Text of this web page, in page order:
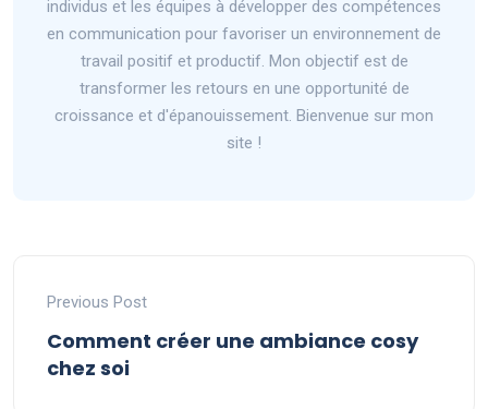
individus et les équipes à développer des compétences
en communication pour favoriser un environnement de
travail positif et productif. Mon objectif est de
transformer les retours en une opportunité de
croissance et d'épanouissement. Bienvenue sur mon
site !
Previous Post
Comment créer une ambiance cosy
chez soi